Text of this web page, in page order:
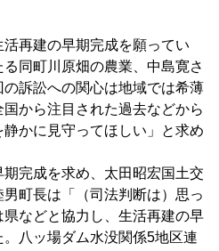
再建の早期完成を願ってい
同町川原畑の農業、中島寛さ
訴訟への関心は地域では希薄
から注目された過去などから
静かに見守ってほしい」と求め
完成を求め、太田昭宏国土交
町長は「（司法判断は）思っ
などと協力し、生活再建の早
八ッ場ダム水没関係5地区連